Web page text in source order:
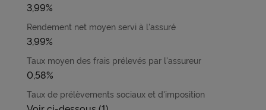
3,99%
3,99%
0,58%